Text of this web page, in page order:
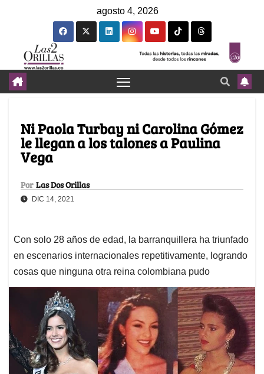
agosto 4, 2026
Ni Paola Turbay ni Carolina Gómez
le llegan a los talones a Paulina
Vega
Por Las Dos Orillas
DIC 14, 2021
Con solo 28 años de edad, la barranquillera ha triunfado
en escenarios internacionales repetitivamente, logrando
cosas que ninguna otra reina colombiana pudo